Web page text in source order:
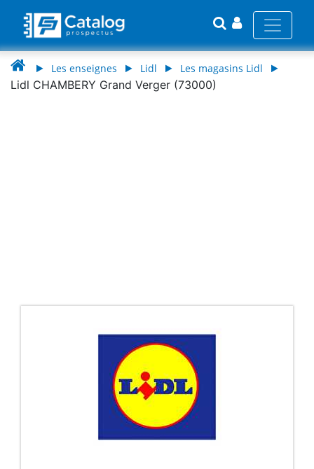
Les enseignes Lidl Les magasins Lidl
Lidl CHAMBERY Grand Verger (73000)